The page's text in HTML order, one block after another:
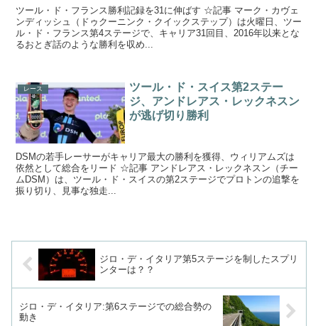
ツール・ド・フランス勝利記録を31に伸ばす ☆記事 マーク・カヴェ
ンディッシュ（ドゥクーニンク・クイックステップ）は火曜日、ツー
ル・ド・フランス第4ステージで、キャリア31回目、2016年以来とな
るおとぎ話のような勝利を収め...
レース
ツール・ド・スイス第2ステー
ジ、アンドレアス・レックネスン
が逃げ切り勝利
DSMの若手レーサーがキャリア最大の勝利を獲得、ウィリアムズは
依然として総合をリード ☆記事 アンドレアス・レックネスン（チー
ムDSM）は、ツール・ド・スイスの第2ステージでプロトンの追撃を
振り切り、見事な独走...
ジロ・デ・イタリア第5ステージを制したスプリ
ンターは？？
ジロ・デ・イタリア:第6ステージでの総合勢の
動き